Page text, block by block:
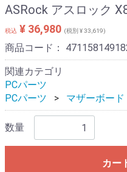
ASRock アスロック
税込 ¥ 36,980 (税別 ¥ 33,619)
商品コード：
関連カテゴリ
PCパーツ
PCパーツ
マザーボード
数量
カー